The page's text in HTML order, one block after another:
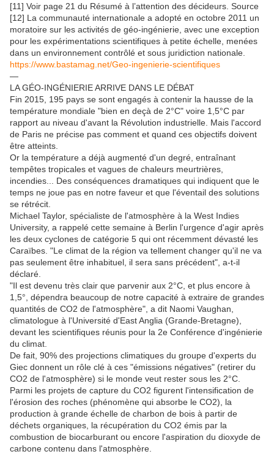
[11] Voir page 21 du Résumé à l’attention des décideurs. Source
[12] La communauté internationale a adopté en octobre 2011 un
moratoire sur les activités de géo-ingénierie, avec une exception
pour les expérimentations scientifiques à petite échelle, menées
dans un environnement contrôlé et sous juridiction nationale.
https://www.bastamag.net/Geo-ingenierie-scientifiques
—
LA GÉO-INGÉNIERIE ARRIVE DANS LE DÉBAT
Fin 2015, 195 pays se sont engagés à contenir la hausse de la
température mondiale "bien en deçà de 2°C" voire 1,5°C par
rapport au niveau d'avant la Révolution industrielle. Mais l'accord
de Paris ne précise pas comment et quand ces objectifs doivent
être atteints.
Or la température a déjà augmenté d'un degré, entraînant
tempêtes tropicales et vagues de chaleurs meurtrières,
incendies... Des conséquences dramatiques qui indiquent que le
temps ne joue pas en notre faveur et que l'éventail des solutions
se rétrécit.
Michael Taylor, spécialiste de l'atmosphère à la West Indies
University, a rappelé cette semaine à Berlin l'urgence d'agir après
les deux cyclones de catégorie 5 qui ont récemment dévasté les
Caraïbes. "Le climat de la région va tellement changer qu'il ne va
pas seulement être inhabituel, il sera sans précédent", a-t-il
déclaré.
"Il est devenu très clair que parvenir aux 2°C, et plus encore à
1,5°, dépendra beaucoup de notre capacité à extraire de grandes
quantités de CO2 de l'atmosphère", a dit Naomi Vaughan,
climatologue à l'Université d'East Anglia (Grande-Bretagne),
devant les scientifiques réunis pour la 2e Conférence d'ingénierie
du climat.
De fait, 90% des projections climatiques du groupe d'experts du
Giec donnent un rôle clé à ces "émissions négatives" (retirer du
CO2 de l'atmosphère) si le monde veut rester sous les 2°C.
Parmi les projets de capture du CO2 figurent l'intensification de
l'érosion des roches (phénomène qui absorbe le CO2), la
production à grande échelle de charbon de bois à partir de
déchets organiques, la récupération du CO2 émis par la
combustion de biocarburant ou encore l'aspiration du dioxyde de
carbone contenu dans l'atmosphère.